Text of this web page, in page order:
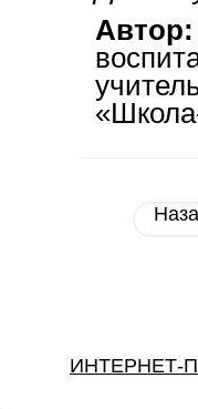
Автор:
ИНТЕРНЕТ-